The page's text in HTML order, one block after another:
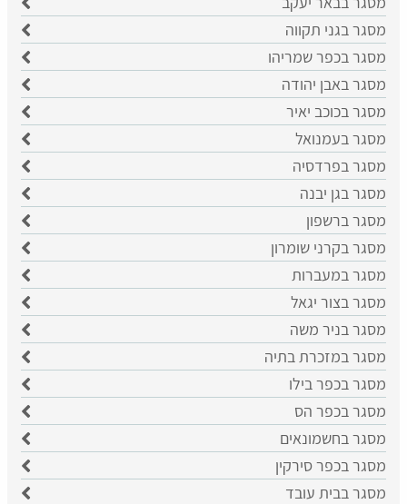
מסגר בגני תקווה
מסגר בכפר שמריהו
מסגר באבן יהודה
מסגר בכוכב יאיר
מסגר בעמנואל
מסגר בפרדסיה
מסגר בגן יבנה
מסגר ברשפון
מסגר בקרני שומרון
מסגר במעברות
מסגר בצור יגאל
מסגר בניר משה
מסגר במזכרת בתיה
מסגר בכפר בילו
מסגר בכפר הס
מסגר בחשמונאים
מסגר בכפר סירקין
מסגר בבית עובד